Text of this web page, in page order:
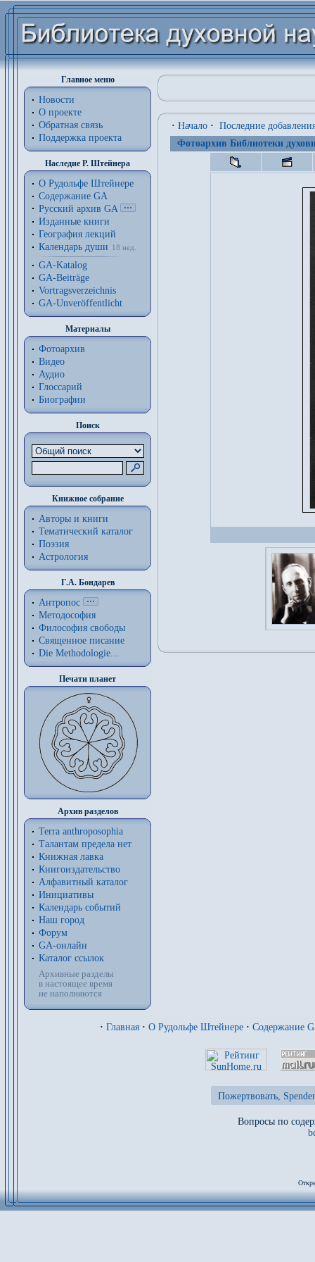
Главное меню
Новости
О проекте
Обратная связь
Поддержка проекта
Наследие Р. Штейнера
О Рудольфе Штейнере
Содержание GA
Русский архив GA
Изданные книги
География лекций
Календарь души
18 нед.
GA-Katalog
GA-Beiträge
Vortragsverzeichnis
GA-Unveröffentlicht
Материалы
Фотоархив
Видео
Аудио
Глоссарий
Биографии
Поиск
Книжное собрание
Авторы и книги
Тематический каталог
Поэзия
Астрология
Г.А. Бондарев
Антропос
Методософия
Философия cвободы
Священное писание
Die Methodologie...
Печати планет
Архив разделов
Terra anthroposophia
Талантам предела нет
Книжная лавка
Книгоиздательство
Алфавитный каталог
Инициативы
Календарь событий
Наш город
Форум
GA-онлайн
Каталог ссылок
Архивные разделы
в настоящее время
не наполняются
· Начало · Последние
Фотоархив Библиотеки
· Главная · О Рудольфе Штейнере · Содержание
Пожертвовать,
Вопросы по